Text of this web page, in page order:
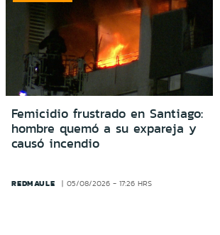
Femicidio frustrado en Santiago:
hombre quemó a su expareja y
causó incendio
REDMAULE 05/08/2026 - 17:26 HRS